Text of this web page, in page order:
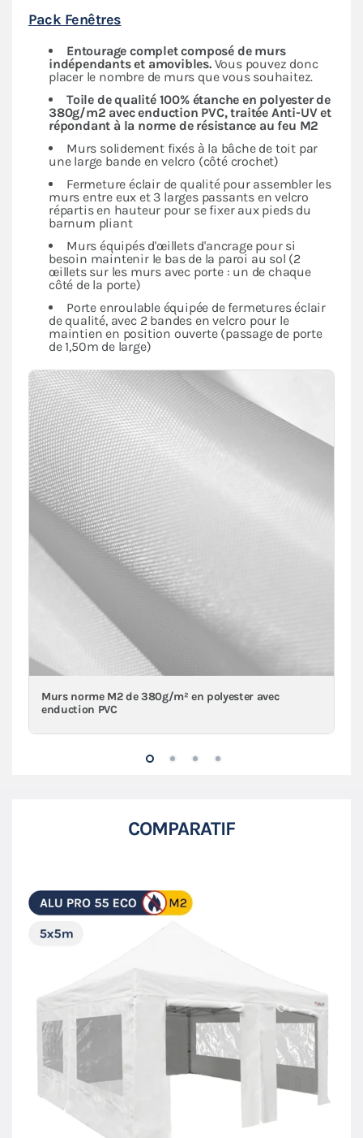
Pack Fenêtres
Entourage complet composé de murs
indépendantset amovibles. Vous pouvez donc
placer le nombre de murs que vous souhaitez.
Toile de qualité 100% étanche en polyester de
380g/m2 avec enduction PVC, traitée Anti-UV et
répondant à la norme de résistance au feu M2
Murs solidement fixés à la bâche de toit par
une large bande en velcro (côté crochet)
Fermeture éclair de qualité pour assembler les
murs entre eux et 3 larges passants en velcro
répartis en hauteur pour se fixer aux pieds du
barnum pliant
Murs équipés d'œillets d'ancrage pour si
besoin maintenir le bas de la paroi au sol (2
œillets sur les murs avec porte : un de chaque
côté de la porte)
Porte enroulable équipée de fermetures éclair
de qualité, avec 2 bandes en velcro pour le
maintien en position ouverte (passage de porte
de 1,50m de large)
Murs norme M2 de 380g/m² en polyester avec
enduction PVC
COMPARATIF